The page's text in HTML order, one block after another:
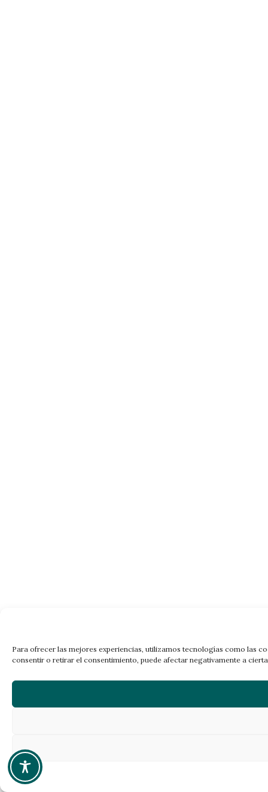
Para ofrecer las mejores experiencias, utilizamos tecnologías como las
consentir o retirar el consentimiento, puede afectar negativamente a